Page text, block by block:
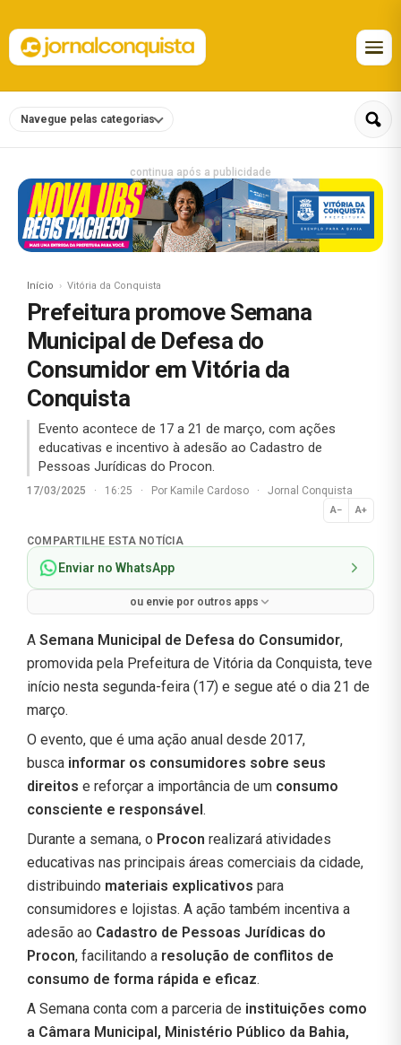
Navegue pelas categorias
continua após a publicidade
Início Vitória da Conquista
Prefeitura promove Semana
Municipal de Defesa do
Consumidor em Vitória da
Conquista
Evento acontece de 17 a 21 de março, com ações
educativas e incentivo à adesão ao Cadastro de
Pessoas Jurídicas do Procon.
17/03/2025 · 16:25 · Por Kamile Cardoso · Jornal Conquista
A− A+
Normal
COMPARTILHE ESTA NOTÍCIA
Enviar no WhatsApp
ou envie por outros apps
A Semana Municipal de Defesa do Consumidor,
promovida pela Prefeitura de Vitória da Conquista, teve
início nesta segunda-feira (17) e segue até o dia 21 de
março.
O evento, que é uma ação anual desde 2017,
busca informar os consumidores sobre seus
direitos e reforçar a importância de um consumo
consciente e responsável.
Durante a semana, o Procon realizará atividades
educativas nas principais áreas comerciais da cidade,
distribuindo materiais explicativos para
consumidores e lojistas. A ação também incentiva a
adesão ao Cadastro de Pessoas Jurídicas do
Procon, facilitando a resolução de conflitos de
consumo de forma rápida e eficaz.
A Semana conta com a parceria de instituições como
a Câmara Municipal, Ministério Público da Bahia,